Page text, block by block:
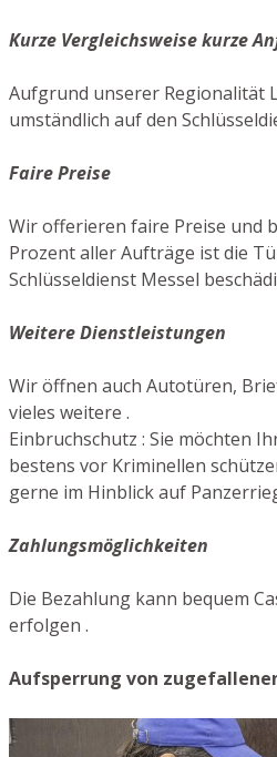
Kurze Vergleichsweise kurze
Aufgrund unserer Regionalität
umständlich auf den
Faire Preise
Wir offerieren faire Preise und
Prozent aller Aufträge ist die
Schlüsseldienst Messel
Weitere Dienstleistungen
Wir öffnen auch Autotüren,
vieles weitere .
Einbruchschutz : Sie möchten
bestens vor Kriminellen
gerne im Hinblick auf
Zahlungsmöglichkeiten
Die Bezahlung kann bequem
erfolgen .
Aufsperrung von